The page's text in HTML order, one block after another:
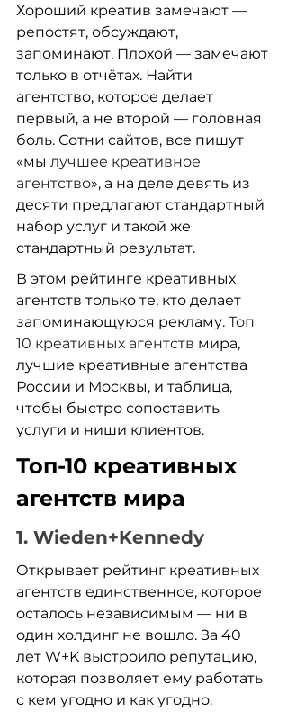
Хороший креатив замечают —
репостят, обсуждают,
запоминают. Плохой — замечают
только в отчётах. Найти
агентство, которое делает
первый, а не второй — головная
боль. Сотни сайтов, все пишут
«мы лучшее креативное
агентство», а на деле девять из
десяти предлагают стандартный
набор услуг и такой же
стандартный результат.
В этом рейтинге креативных
агентств только те, кто делает
запоминающуюся рекламу. Топ
10 креативных агентств мира,
лучшие креативные агентства
России и Москвы, и таблица,
чтобы быстро сопоставить
услуги и ниши клиентов.
Топ-10 креативных
агентств мира
1. Wieden+Kennedy
Открывает рейтинг креативных
агентств единственное, которое
осталось независимым — ни в
один холдинг не вошло. За 40
лет W+K выстроило репутацию,
которая позволяет ему работать
с кем угодно и как угодно.